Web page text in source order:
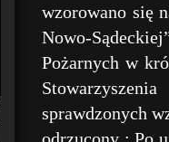
wzorowano się
Nowo-
Pożarnych w
sprawdzonych